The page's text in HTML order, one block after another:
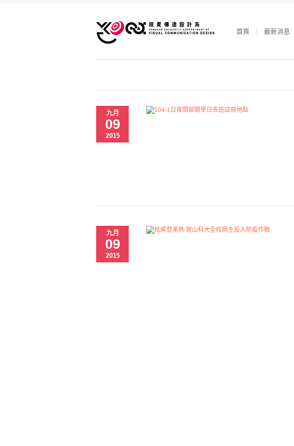
首頁 最新消息
九月
09
2015
九月
09
2015